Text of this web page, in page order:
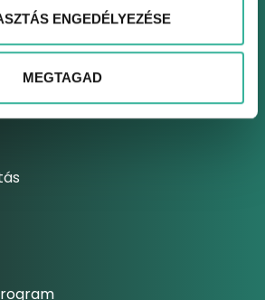
ENGEDÉLYEZÉSE
MEGTAGAD
szerviz